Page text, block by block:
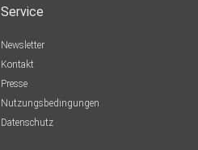
Service
Newsletter
Kontakt
Presse
Nutzungsbedingungen
Datenschutz